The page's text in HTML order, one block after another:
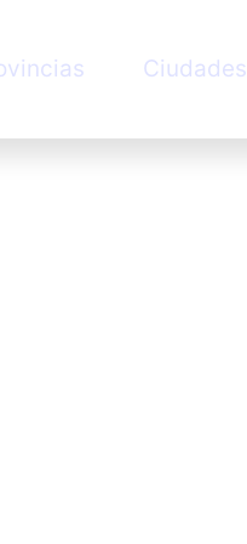
Ciudades